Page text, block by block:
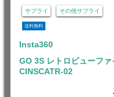
サプライ その他サプライ
送料無料
Insta360
GO 3S レトロビューフ
CINSCATR-02